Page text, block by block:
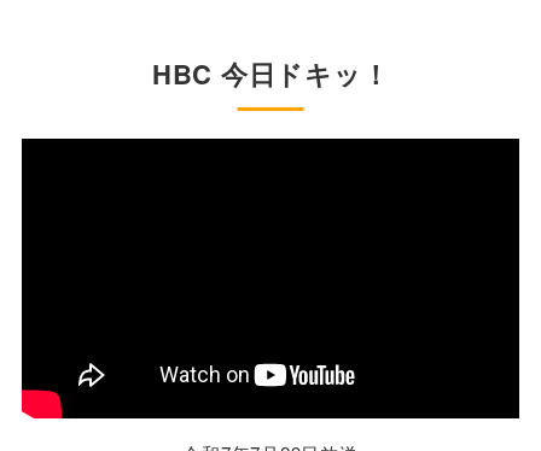
HBC 今日ドキッ！